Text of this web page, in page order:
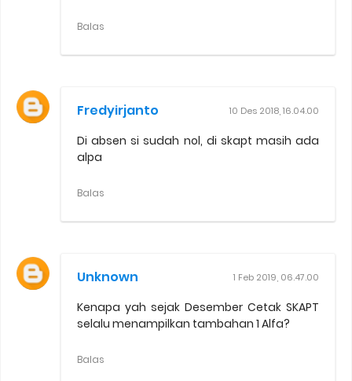
Balas
Fredyirjanto 10 Des 2018, 16.04.00
Di absen si sudah nol, di skapt masih ada
alpa
Balas
Unknown 1 Feb 2019, 06.47.00
Kenapa yah sejak Desember Cetak SKAPT
selalu menampilkan tambahan 1 Alfa?
Balas